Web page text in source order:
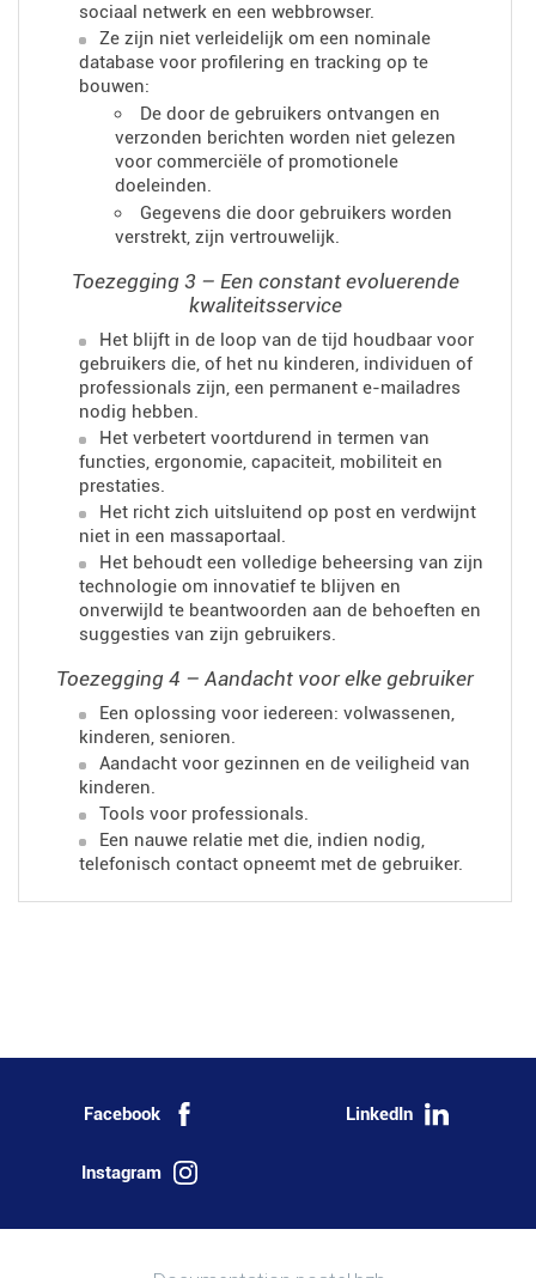
sociaal netwerk en een webbrowser.
Ze zijn niet verleidelijk om een ​​nominale
database voor profilering en tracking op te
bouwen:
De door de gebruikers ontvangen en
verzonden berichten worden niet gelezen
voor commerciële of promotionele
doeleinden.
Gegevens die door gebruikers worden
verstrekt, zijn vertrouwelijk.
Toezegging 3 – Een constant evoluerende
kwaliteitsservice
Het blijft in de loop van de tijd houdbaar voor
gebruikers die, of het nu kinderen, individuen of
professionals zijn, een permanent e-mailadres
nodig hebben.
Het verbetert voortdurend in termen van
functies, ergonomie, capaciteit, mobiliteit en
prestaties.
Het richt zich uitsluitend op post en verdwijnt
niet in een massaportaal.
Het behoudt een volledige beheersing van zijn
technologie om innovatief te blijven en
onverwijld te beantwoorden aan de behoeften en
suggesties van zijn gebruikers.
Toezegging 4 – Aandacht voor elke gebruiker
Een oplossing voor iedereen: volwassenen,
kinderen, senioren.
Aandacht voor gezinnen en de veiligheid van
kinderen.
Tools voor professionals.
Een nauwe relatie met die, indien nodig,
telefonisch contact opneemt met de gebruiker.
Facebook LinkedIn
Instagram